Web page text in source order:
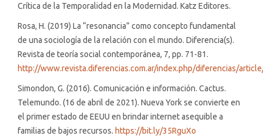
Crítica de la Temporalidad en la Modernidad. Katz Editores.
Rosa, H. (2019) La “resonancia” como concepto fundamental
de una sociología de la relación con el mundo. Diferencia(s).
Revista de teoría social contemporánea, 7, pp. 71-81.
http://www.revista.diferencias.com.ar/index.php/diferencias/
Simondon, G. (2016). Comunicación e información. Cactus.
Telemundo. (16 de abril de 2021). Nueva York se convierte en
el primer estado de EEUU en brindar internet asequible a
familias de bajos recursos. https://bit.ly/35RguXo